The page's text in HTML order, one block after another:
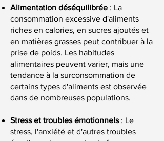
Alimentation déséquilibrée : La
consommation excessive d'aliments
riches en calories, en sucres ajoutés et
en matières grasses peut contribuer à la
prise de poids. Les habitudes
alimentaires peuvent varier, mais une
tendance à la surconsommation de
certains types d'aliments est observée
dans de nombreuses populations.
Stress et troubles émotionnels: Le
stress, l'anxiété et d'autres troubles